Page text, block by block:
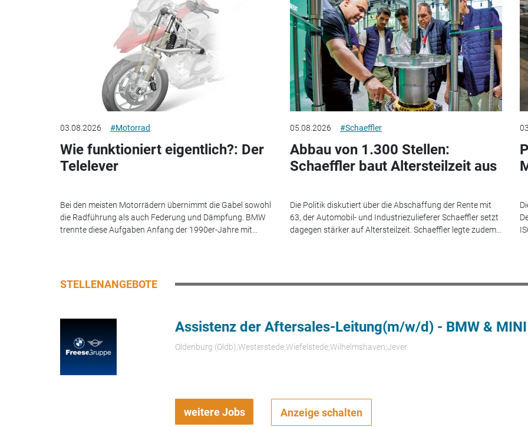
03.08.2026 #Motorrad
Wie funktioniert eigentlich?: Der
Telelever
Bei den meisten Motorrädern übernimmt die Gabel sowohl
die Radführung als auch Federung und Dämpfung. BMW
trennte diese Aufgaben Anfang der 1990er-Jahre mit...
05.08.2026 #Schaeffler
Abbau von 1.300 Stellen:
Schaeffler baut Altersteilzeit aus
Die Politik diskutiert über die Abschaffung der Rente mit
63, der Automobil- und Industriezulieferer Schaeffler setzt
dagegen stärker auf Altersteilzeit. Schaeffler legte zudem...
STELLENANGEBOTE
Assistenz der Aftersales-Leitung(m/w/d) - BMW & MINI
Oldenburg (Oldb);Westerstede;Wiefelstede;Wilhelmshaven;Jever
weitere Jobs Anzeige schalten